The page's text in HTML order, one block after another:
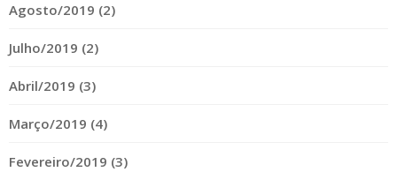
Agosto/2019 (2)
Julho/2019 (2)
Abril/2019 (3)
Março/2019 (4)
Fevereiro/2019 (3)